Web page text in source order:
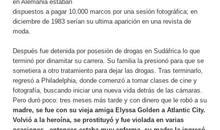
en Alemania estaban
dispuestos a pagar 10.000 marcos por una sesión fotográfica; en
diciembre de 1983 serían su ultima aparición en una revista de
moda.
Después fue detenida por posesión de drogas en Sudáfrica lo que
terminó por dinamitar su carrera. Su familia la presionó para que se
sometiera a otro tratamiento para dejar las drogas. Tras terminarlo,
regresó a Philadelphia, donde comenzó a tomar clases de cine y
fotografía, buscando iniciar una nueva vida detrás de las cámaras.
Pero duró poco: tres meses más tarde y con dinero que le robó a su
madre, se fue con su vieja amiga Elyssa Golden a Atlantic City.
Volvió a la heroína, se prostituyó y fue violada en varias